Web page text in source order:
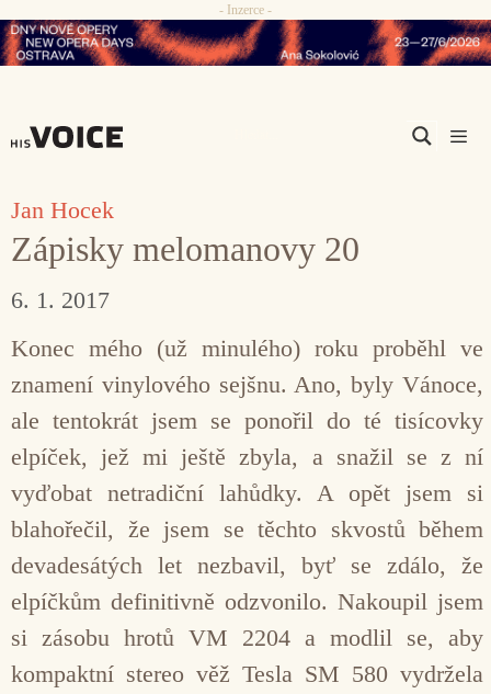
Přeskočit
na
- Inzerce -
Jan Hocek
Zápisky melomanovy 20
6. 1. 2017
Konec mého (už minulého) roku proběhl ve
znamení vinylového sejšnu. Ano, byly Vánoce,
ale tentokrát jsem se ponořil do té tisícovky
elpíček, jež mi ještě zbyla, a snažil se z ní
vyďobat netradiční lahůdky. A opět jsem si
blahořečil, že jsem se těchto skvostů během
devadesátých let nezbavil, byť se zdálo, že
elpíčkům definitivně odzvonilo. Nakoupil jsem
si zásobu hrotů VM 2204 a modlil se, aby
kompaktní stereo věž Tesla SM 580 vydržela